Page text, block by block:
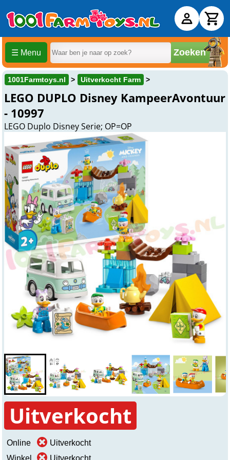
☰ Menu Zoeken
1001Farmtoys.nl Uitverkocht Farm
LEGO DUPLO Disney KampeerAvontuur
- 10997
LEGO Duplo Disney Serie; OP=OP
Uitverkocht
Online
Uitverkocht
Winkel
Uitverkocht